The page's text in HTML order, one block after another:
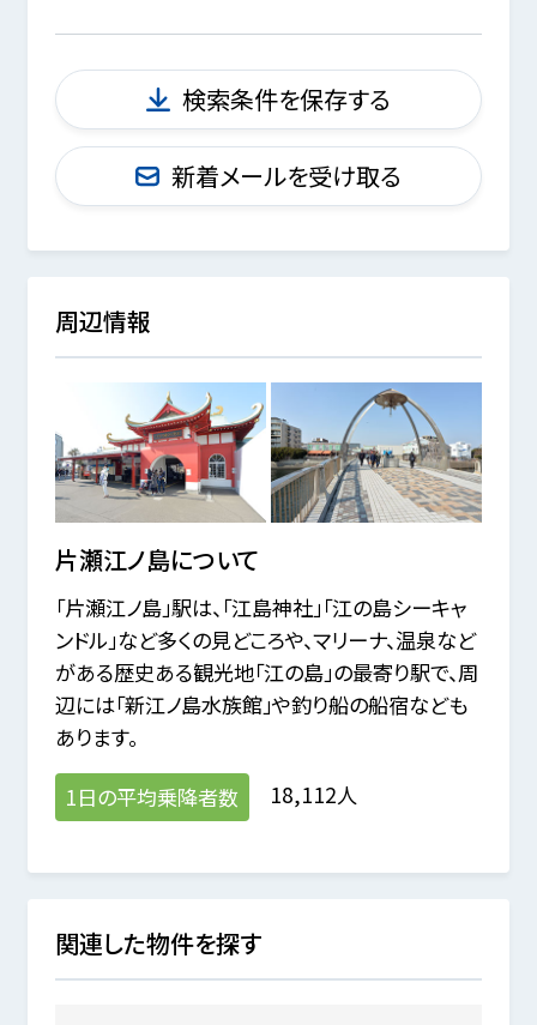
検索条件を保存する
新着メールを受け取る
周辺情報
片瀬江ノ島について
「片瀬江ノ島」駅は、「江島神社」「江の島シーキャ
ンドル」など多くの見どころや、マリーナ、温泉など
がある歴史ある観光地「江の島」の最寄り駅で、周
辺には「新江ノ島水族館」や釣り船の船宿なども
あります。
1日の平均乗降者数 18,112人
関連した物件を探す